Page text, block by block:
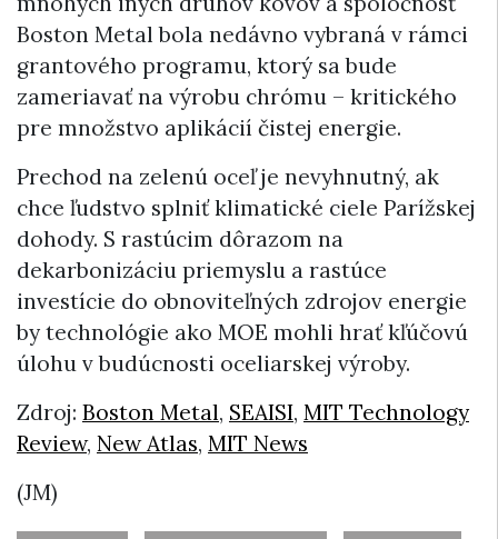
Boston Metal bola nedávno vybraná v rámci
grantového programu, ktorý sa bude
zameriavať na výrobu chrómu – kritického
pre množstvo aplikácií čistej energie.
Prechod na zelenú oceľ je nevyhnutný, ak
chce ľudstvo splniť klimatické ciele Parížskej
dohody. S rastúcim dôrazom na
dekarbonizáciu priemyslu a rastúce
investície do obnoviteľných zdrojov energie
by technológie ako MOE mohli hrať kľúčovú
úlohu v budúcnosti oceliarskej výroby.
Zdroj: Boston Metal, SEAISI, MIT Technology
Review, New Atlas, MIT News
(JM)